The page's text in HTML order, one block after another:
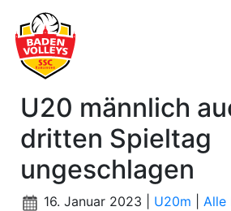
U20 männlich
dritten Spieltag
ungeschlagen
16. Januar 2023 | U20m
Alle